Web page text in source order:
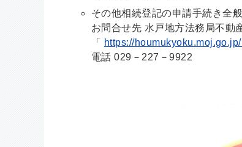
その他相続登記の申請手続き全
お問合せ先 水戸地方法務局不動
「
https://
電話 029－227－9922